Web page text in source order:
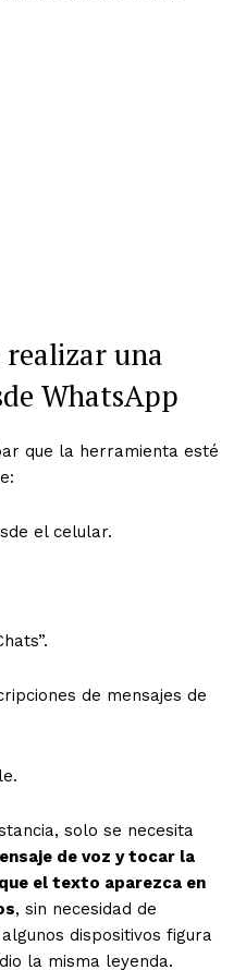
realizar una
WhatsApp
que la herramienta esté
el celular.
de mensajes de
solo se necesita
de voz y tocar la
el texto aparezca en
, sin necesidad de
dispositivos figura
la misma leyenda.